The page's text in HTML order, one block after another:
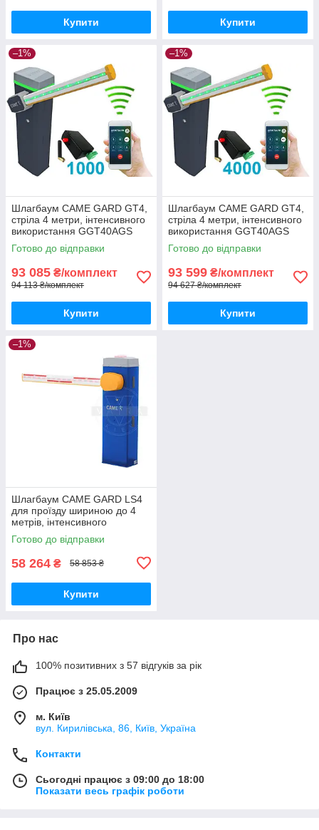
Купити Купити
–1%
Шлагбаум CAME GARD GT4,
стріла 4 метри, інтенсивного
використання GGT40AGS
Готово до відправки
93 085 ₴/комплект
94 113 ₴/комплект
Купити
–1%
Шлагбаум CAME GARD GT4,
стріла 4 метри, інтенсивного
використання GGT40AGS
Готово до відправки
93 599 ₴/комплект
94 627 ₴/комплект
Купити
–1%
Шлагбаум CAME GARD LS4
для проїзду шириною до 4
метрів, інтенсивного
використання
Готово до відправки
58 264 ₴ 58 853 ₴
Купити
Про нас
100% позитивних з 57 відгуків за рік
Працює з 25.05.2009
м. Київ
вул. Кирилівська, 86, Київ, Україна
Контакти
Сьогодні працює з 09:00 до 18:00
Показати весь графік роботи